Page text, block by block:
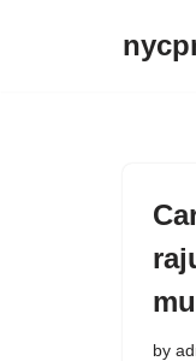
by